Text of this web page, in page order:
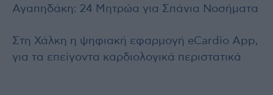
Αγαπηδάκη: 24 Μητρώα για Σπάνια Νοσήματα
Στη Χάλκη η ψηφιακή εφαρμογή eCardio App,
για τα επείγοντα καρδιολογικά περιστατικά